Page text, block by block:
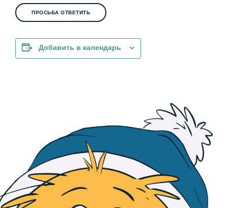
ПРОСЬБА ОТВЕТИТЬ
Добавить в календарь